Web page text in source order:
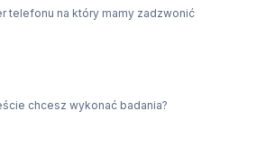
telefonu na który mamy zadzwonić
chcesz wykonać badania?